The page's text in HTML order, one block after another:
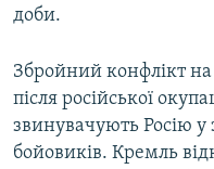
доби.
Збройний конфлікт на
після російської
звинувачують Росію у
бойовиків. Кремль